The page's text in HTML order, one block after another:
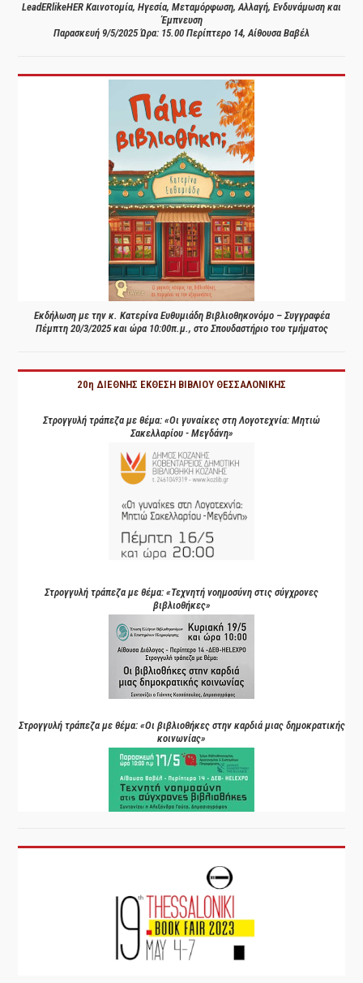
LeadERlikeHER Καινοτομία, Ηγεσία, Μεταμόρφωση, Αλλαγή, Ενδυνάμωση και
Έμπνευση
Παρασκευή 9/5/2025 Ώρα: 15.00 Περίπτερο 14, Αίθουσα Βαβέλ
Εκδήλωση με την κ. Κατερίνα Ευθυμιάδη Βιβλιοθηκονόμο – Συγγραφέα
Πέμπτη 20/3/2025 και ώρα 10:00π.μ., στο Σπουδαστήριο του τμήματος
20η ΔΙΕΘΝΗΣ ΕΚΘΕΣΗ ΒΙΒΛΙΟΥ ΘΕΣΣΑΛΟΝΙΚΗΣ
Στρογγυλή τράπεζα με θέμα: «Οι γυναίκες στη Λογοτεχνία: Μητιώ
Σακελλαρίου - Μεγδάνη»
Στρογγυλή τράπεζα με θέμα: «Τεχνητή νοημοσύνη στις σύγχρονες
βιβλιοθήκες»
Στρογγυλή τράπεζα με θέμα: «Οι βιβλιοθήκες στην καρδιά μιας δημοκρατικής
κοινωνίας»